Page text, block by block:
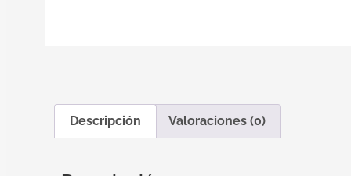
Descripción Valoraciones (0)